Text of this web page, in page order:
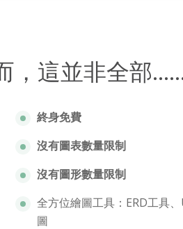
，這並非全部
終身免費
沒有圖表數量限制
沒有圖形數量限制
全方位繪圖工具：ERD工具
圖